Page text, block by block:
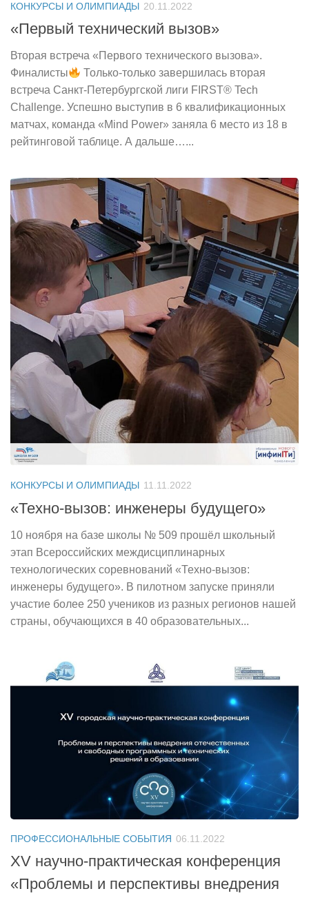
КОНКУРСЫ И ОЛИМПИАДЫ 20.11.2022
«Первый технический вызов»
Вторая встреча «Первого технического вызова».
Финалисты
Только-только завершилась вторая
встреча Санкт-Петербургской лиги FIRST®️ Tech
Challenge. Успешно выступив в 6 квалификационных
матчах, команда «Mind Power» заняла 6 место из 18 в
рейтинговой таблице. А дальше…...
КОНКУРСЫ И ОЛИМПИАДЫ 11.11.2022
«Техно-вызов: инженеры будущего»
10 ноября на базе школы № 509 прошёл школьный
этап Всероссийских междисциплинарных
технологических соревнований «Техно-вызов:
инженеры будущего». В пилотном запуске приняли
участие более 250 учеников из разных регионов нашей
страны, обучающихся в 40 образовательных...
ПРОФЕССИОНАЛЬНЫЕ СОБЫТИЯ 06.11.2022
XV научно-практическая конференция
«Проблемы и перспективы внедрения